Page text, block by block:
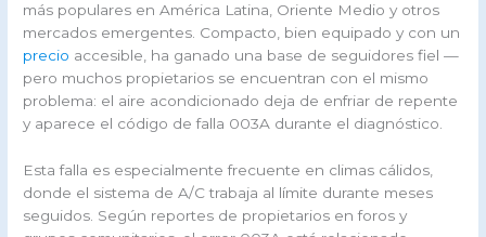
más populares en América Latina, Oriente Medio y otros
mercados emergentes. Compacto, bien equipado y con un
precio accesible, ha ganado una base de seguidores fiel —
pero muchos propietarios se encuentran con el mismo
problema: el aire acondicionado deja de enfriar de repente
y aparece el código de falla 003A durante el diagnóstico.
Esta falla es especialmente frecuente en climas cálidos,
donde el sistema de A/C trabaja al límite durante meses
seguidos. Según reportes de propietarios en foros y